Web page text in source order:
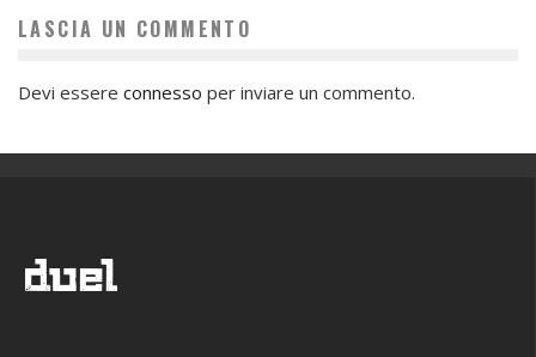
LASCIA UN COMMENTO
Devi essere connesso per inviare un commento.